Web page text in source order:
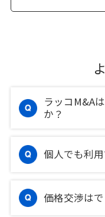
ラッコM&A
か？
個人でも利
価格交渉は